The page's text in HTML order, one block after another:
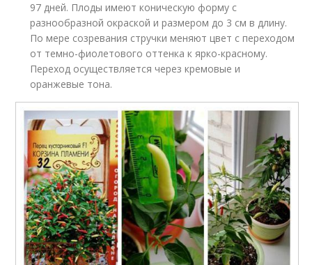
97 дней. Плоды имеют коническую форму с
разнообразной окраской и размером до 3 см в длину.
По мере созревания стручки меняют цвет с переходом
от темно-фиолетового оттенка к ярко-красному.
Переход осуществляется через кремовые и
оранжевые тона.